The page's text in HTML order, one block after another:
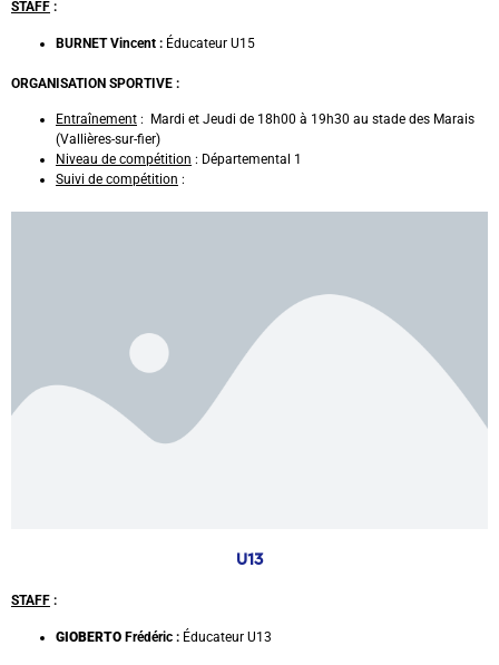
STAFF :
BURNET Vincent : Éducateur U15
ORGANISATION SPORTIVE :
Entraînement : Mardi et Jeudi de 18h00 à 19h30 au stade des Marais
(Vallières-sur-fier)
Niveau de compétition : Départemental 1
Suivi de compétition :
U13
STAFF :
GIOBERTO Frédéric : Éducateur U13